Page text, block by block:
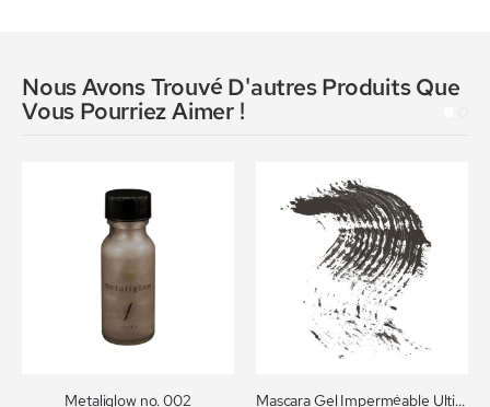
Nous Avons Trouvé D'autres Produits Que
Vous Pourriez Aimer !
Metaliglow no. 002 Mascara Gel Imperméable Ultime PRO no.702